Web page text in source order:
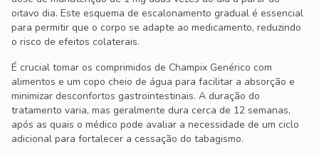
oitavo dia. Este esquema de escalonamento gradual é essencial
para permitir que o corpo se adapte ao medicamento, reduzindo
o risco de efeitos colaterais.
É crucial tomar os comprimidos de Champix Genérico com
alimentos e um copo cheio de água para facilitar a absorção e
minimizar desconfortos gastrointestinais. A duração do
tratamento varia, mas geralmente dura cerca de 12 semanas,
após as quais o médico pode avaliar a necessidade de um ciclo
adicional para fortalecer a cessação do tabagismo.